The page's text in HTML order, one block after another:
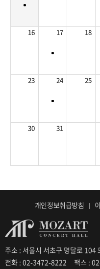
16 17 18
23 24 25
30 31
개인정보취급방침
주소 : 서울시 서초구 명달로 104
전화 : 02-3472-8222
팩스 :